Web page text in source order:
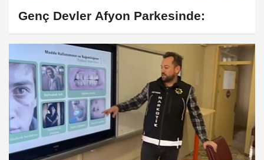
Genç Devler Afyon Parkesinde: